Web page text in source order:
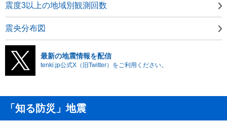
震度3以上の地域別観測回数
震央分布図
最新の地震情報を配信
tenki.jp公式X（旧Twitter）をご利用ください。
「知る防災」地震